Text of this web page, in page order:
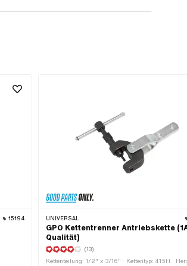
15194 UNIVERSAL
GPO Kettentrenner Antriebskette
Qualität)
(13)
Kettenteilung: 1/2" x 3/16" · Kettentyp: 415H ·